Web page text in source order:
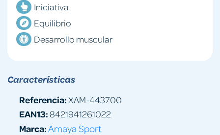
Iniciativa
Equilibrio
Desarrollo muscular
Características
Referencia:XAM-443700
EAN13:8421941261022
Marca: Amaya Sport